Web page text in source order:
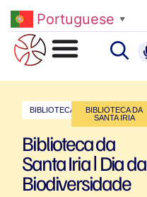
Portuguese ▼
BIBLIOTECAS
BIBLIOTECA DA
SANTA IRIA
Biblioteca da
Santa Iria ǀ Dia da
Biodiversidade